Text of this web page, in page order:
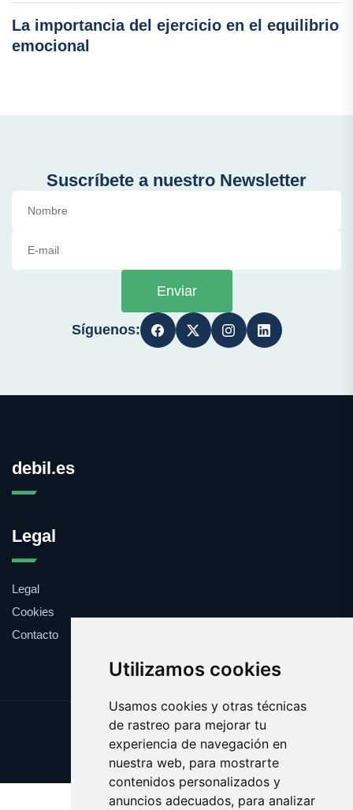
Utilizamos cookies
Usamos cookies y otras técnicas
de rastreo para mejorar tu
experiencia de navegación en
nuestra web, para mostrarte
contenidos personalizados y
anuncios adecuados, para analizar
La importancia del ejercicio en el equilibrio
emocional
Suscríbete a nuestro Newsletter
Enviar
Síguenos:
debil.es
Legal
Legal
Cookies
Contacto
Update cookies preferences
Copyright © 2025 debil.es